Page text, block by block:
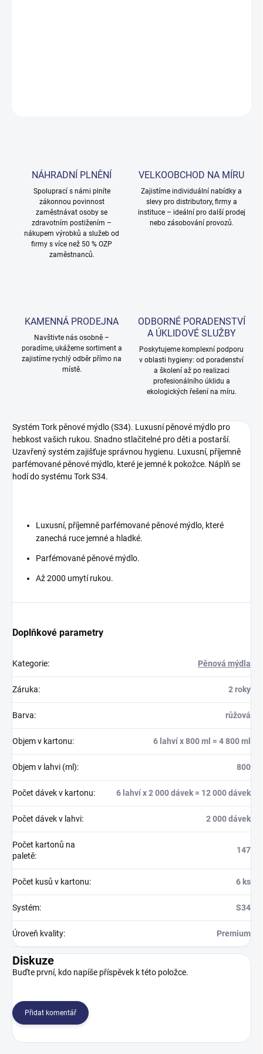
NÁHRADNÍ PLNĚNÍ
Spoluprací s námi plníte
zákonnou povinnost
zaměstnávat osoby se
zdravotním postižením –
nákupem výrobků a služeb od
firmy s více než 50 % OZP
zaměstnanců.
VELKOOBCHOD NA MÍRU
Zajistíme individuální nabídky a
slevy pro distributory, firmy a
instituce – ideální pro další prodej
nebo zásobování provozů.
KAMENNÁ PRODEJNA
Navštivte nás osobně –
poradíme, ukážeme sortiment a
zajistíme rychlý odběr přímo na
místě.
ODBORNÉ PORADENSTVÍ
A ÚKLIDOVÉ SLUŽBY
Poskytujeme komplexní podporu
v oblasti hygieny: od poradenství
a školení až po realizaci
profesionálního úklidu a
ekologických řešení na míru.
Systém Tork pěnové mýdlo (S34). Luxusní pěnové mýdlo pro
hebkost vašich rukou. Snadno stlačitelné pro děti a postarší.
Uzavřený systém zajišťuje správnou hygienu. Luxusní, příjemně
parfémované pěnové mýdlo, které je jemné k pokožce. Náplň se
hodí do systému Tork S34.
Luxusní, příjemně parfémované pěnové mýdlo, které
zanechá ruce jemné a hladké.
Parfémované pěnové mýdlo.
Až 2000 umytí rukou.
Doplňkové parametry
Kategorie: Pěnová mýdla
Záruka: 2 roky
Barva: růžová
Objem v kartonu: 6 lahví x 800 ml = 4 800 ml
Objem v lahvi (ml): 800
Počet dávek v kartonu: 6 lahví x 2 000 dávek = 12 000 dávek
Počet dávek v lahvi: 2 000 dávek
Počet kartonů na
paletě:
147
Počet kusů v kartonu: 6 ks
Systém: S34
Úroveň kvality: Premium
Diskuze
Buďte první, kdo napíše příspěvek k této položce.
Přidat komentář